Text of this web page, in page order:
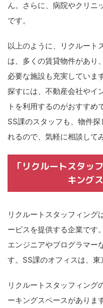
ん。さらに、病院やクリニ
です。
以上のように、リクルート
は、多くの賃貸物件があり
必要な施設も充実していま
探すには、不動産会社やイ
トを利用するのがおすす
SS課のスタッフも、物件
れるので、気軽に相談して
「リクルートスタッ
キング
リクルートスタッフィング
ービスを提供する企業です
エンジニアやプログラマー
す。SS課のオフィスは、東
リクルートスタッフィング
ーキングスペースがありま